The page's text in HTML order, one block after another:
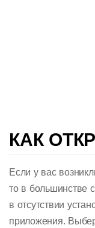
КАК
Если у вас
то в большинстве
в отсутствии
приложения.